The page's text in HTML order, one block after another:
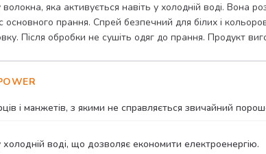
яка активується навіть у холодній воді. Вона
прання. Спрей безпечний для білих і
Після обробки не сушіть одяг до прання. Продукт
і манжетів, з якими не справляється звичайний
холодній воді, що дозволяє економити електроенергію.